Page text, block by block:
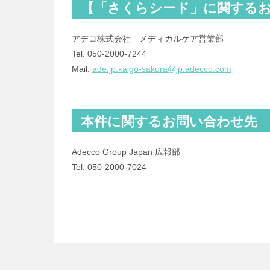
【「さくらシード」に関する
アデコ株式会社 メディカルケア営業部
Tel. 050-2000-7244
Mail. ade.jp.kaigo-sakura@jp.adecco.com
本件に関するお問い合わせ先
Adecco Group Japan 広報部
Tel. 050‐2000‐7024